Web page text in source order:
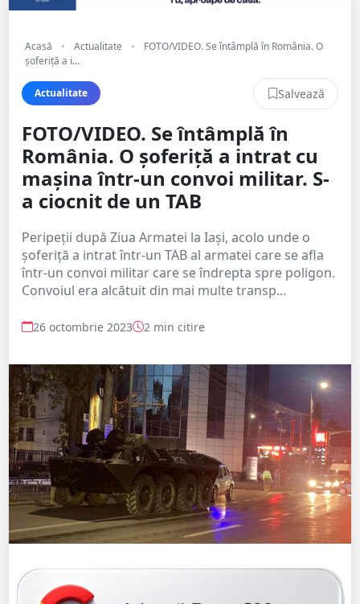
Acasă • Actualitate •
FOTO/VIDEO. Se întâmplă în România. O
șoferiță a i...
Actualitate Salvează
FOTO/VIDEO. Se întâmplă în
România. O șoferiță a intrat cu
mașina într-un convoi militar. S-
a ciocnit de un TAB
Peripeții după Ziua Armatei la Iași, acolo unde o
șoferiță a intrat într-un TAB al armatei care se afla
într-un convoi militar care se îndrepta spre poligon.
Convoiul era alcătuit din mai multe transp...
26 octombrie 2023 2 min citire